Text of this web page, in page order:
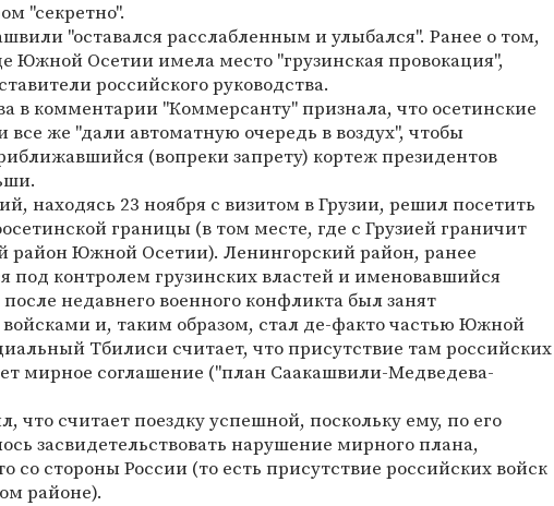
"секретно".
"оставался расслабленным и улыбался". Ранее о том,
Южной Осетии имела место "грузинская провокация",
российского руководства.
в комментарии "Коммерсанту" признала, что осетинские
все же "дали автоматную очередь в воздух", чтобы
(вопреки запрету) кортеж президентов
находясь 23 ноября с визитом в Грузии, решил посетить
границы (в том месте, где с Грузией граничит
район Южной Осетии). Ленингорский район, ранее
под контролем грузинских властей и именовавшийся
недавнего военного конфликта был занят
и, таким образом, стал де-факто частью Южной
Тбилиси считает, что присутствие там российских
мирное соглашение ("план Саакашвили-Медведева-
что считает поездку успешной, поскольку ему, по его
засвидетельствовать нарушение мирного плана,
со стороны России (то есть присутствие российских войск
районе).